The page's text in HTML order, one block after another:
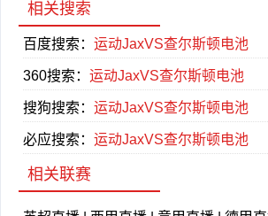
相关搜索
百度搜索： 运动JaxVS查尔斯顿电池
360搜索： 运动JaxVS查尔斯顿电池
搜狗搜索： 运动JaxVS查尔斯顿电池
必应搜索： 运动JaxVS查尔斯顿电池
相关联赛